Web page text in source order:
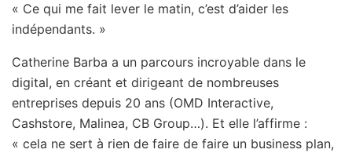
« Ce qui me fait lever le matin, c’est d’aider les
indépendants. »
Catherine Barba a un parcours incroyable dans le
digital, en créant et dirigeant de nombreuses
entreprises depuis 20 ans (OMD Interactive,
Cashstore, Malinea, CB Group…). Et elle l’affirme :
« cela ne sert à rien de faire de faire un business plan,